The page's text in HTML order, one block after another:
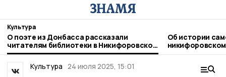
Культура
О поэте из Донбасса рассказали
читателям библиотеки в Никифоровском
округе
Об истории
Культура 24 июля 2025, 15:01